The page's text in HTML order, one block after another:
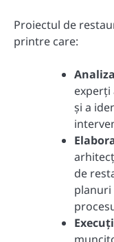
Proiectul de
printre care:
experți
și a
de
planuri